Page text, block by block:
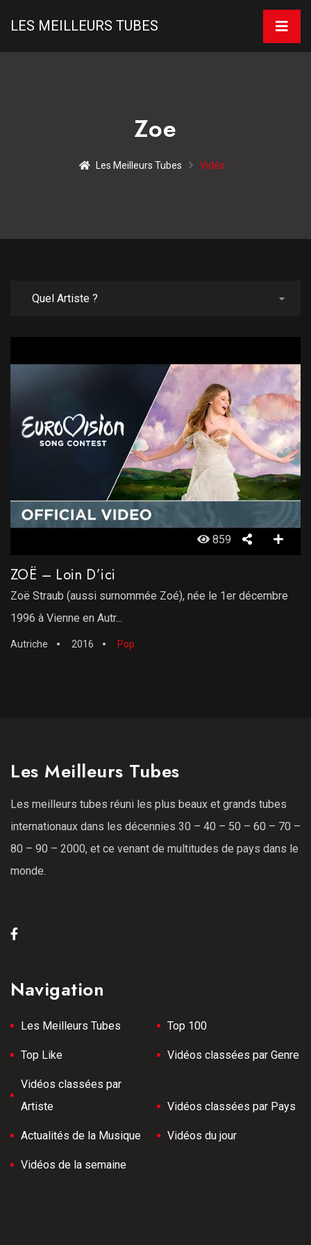
LES MEILLEURS TUBES
Zoe
Les Meilleurs Tubes Vidéo
859
ZOË – Loin D’ici
Zoë Straub (aussi surnommée Zoé), née le 1er décembre
1996 à Vienne en Autr...
Autriche 2016 Pop
Les Meilleurs Tubes
Les meilleurs tubes réuni les plus beaux et grands tubes
internationaux dans les décennies 30 – 40 – 50 – 60 – 70 –
80 – 90 – 2000, et ce venant de multitudes de pays dans le
monde.
Navigation
Les Meilleurs Tubes Top 100
Top Like Vidéos classées par Genre
Vidéos classées par
Artiste
Vidéos classées par Pays
Actualités de la Musique Vidéos du jour
Vidéos de la semaine